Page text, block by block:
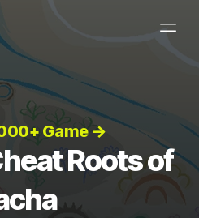
Game →
Roots of